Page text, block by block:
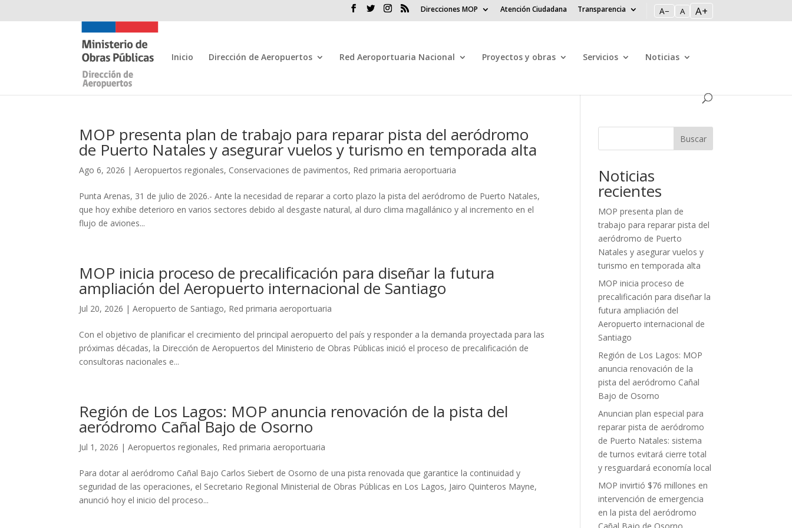
Direcciones MOP Atención Ciudadana Transparencia A− A A+
Inicio Dirección de Aeropuertos Red Aeroportuaria Nacional Proyectos y obras Servicios Noticias
MOP presenta plan de trabajo para reparar pista del aeródromo
de Puerto Natales y asegurar vuelos y turismo en temporada alta
Ago 6, 2026 |Aeropuertos regionales, Conservaciones de pavimentos, Red primaria aeroportuaria
Punta Arenas, 31 de julio de 2026.- Ante la necesidad de reparar a corto plazo la pista del aeródromo de Puerto Natales,
que hoy exhibe deterioro en varios sectores debido al desgaste natural, al duro clima magallánico y al incremento en el
flujo de aviones...
MOP inicia proceso de precalificación para diseñar la futura
ampliación del Aeropuerto internacional de Santiago
Jul 20, 2026 |Aeropuerto de Santiago, Red primaria aeroportuaria
Con el objetivo de planificar el crecimiento del principal aeropuerto del país y responder a la demanda proyectada para las
próximas décadas, la Dirección de Aeropuertos del Ministerio de Obras Públicas inició el proceso de precalificación de
consultoras nacionales e...
Región de Los Lagos: MOP anuncia renovación de la pista del
aeródromo Cañal Bajo de Osorno
Jul 1, 2026 |Aeropuertos regionales, Red primaria aeroportuaria
Para dotar al aeródromo Cañal Bajo Carlos Siebert de Osorno de una pista renovada que garantice la continuidad y
seguridad de las operaciones, el Secretario Regional Ministerial de Obras Públicas en Los Lagos, Jairo Quinteros Mayne,
anunció hoy el inicio del proceso...
Buscar
Noticias
recientes
MOP presenta plan de
trabajo para reparar pista del
aeródromo de Puerto
Natales y asegurar vuelos y
turismo en temporada alta
MOP inicia proceso de
precalificación para diseñar la
futura ampliación del
Aeropuerto internacional de
Santiago
Región de Los Lagos: MOP
anuncia renovación de la
pista del aeródromo Cañal
Bajo de Osorno
Anuncian plan especial para
reparar pista de aeródromo
de Puerto Natales: sistema
de turnos evitará cierre total
y resguardará economía local
MOP invirtió $76 millones en
intervención de emergencia
en la pista del aeródromo